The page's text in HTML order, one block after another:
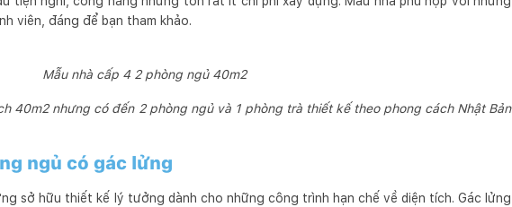
viên, đáng để bạn tham khảo.
Mẫu nhà cấp 4 2 phòng ngủ 40m2
40m2 nhưng có đến 2 phòng ngủ và 1 phòng trà thiết kế theo phong cách Nhật Bản
ngủ có gác lửng
sở hữu thiết kế lý tưởng dành cho những công trình hạn chế về diện tích. Gác lửng